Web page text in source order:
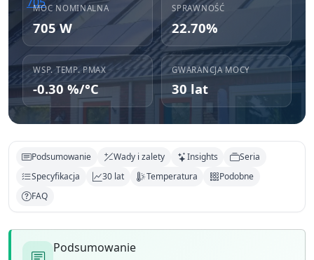
MOC NOMINALNA
705 W
SPRAWNOŚĆ
22.70%
WSP. TEMP. PMAX
-0.30 %/°C
GWARANCJA MOCY
30 lat
Podsumowanie Wady i zalety Insights
Seria
Specyfikacja
30 lat Temperatura
Podobne
FAQ
Podsumowanie